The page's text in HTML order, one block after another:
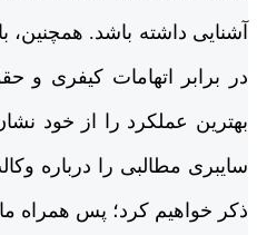
آشنایی داشته باشد. همچنین،
در برابر اتهامات کیفری و
بهترین عملکرد را از خود
سایبری مطالبی را درباره
ذکر خواهیم کرد؛ پس همراه